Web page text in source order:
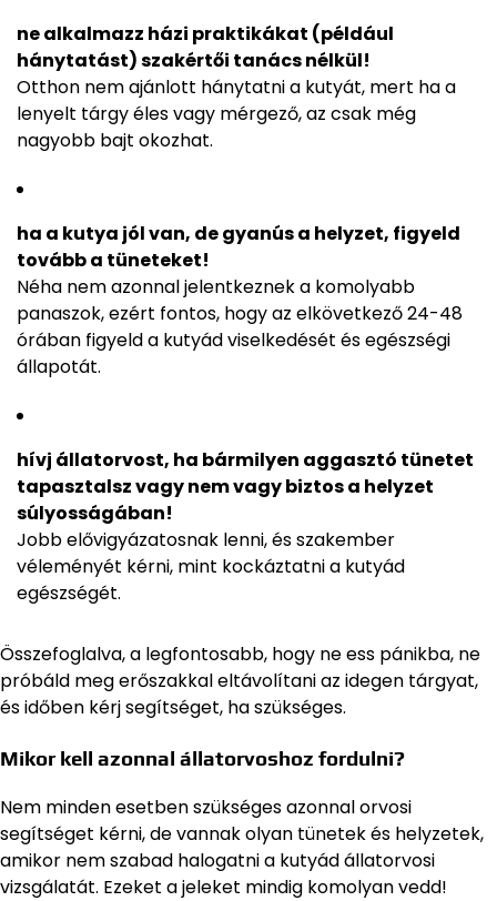
ne alkalmazz házi praktikákat (például
hánytatást) szakértői tanács nélkül!
Otthon nem ajánlott hánytatni a kutyát, mert ha a
lenyelt tárgy éles vagy mérgező, az csak még
nagyobb bajt okozhat.
ha a kutya jól van, de gyanús a helyzet, figyeld
tovább a tüneteket!
Néha nem azonnal jelentkeznek a komolyabb
panaszok, ezért fontos, hogy az elkövetkező 24-48
órában figyeld a kutyád viselkedését és egészségi
állapotát.
hívj állatorvost, ha bármilyen aggasztó tünetet
tapasztalsz vagy nem vagy biztos a helyzet
súlyosságában!
Jobb elővigyázatosnak lenni, és szakember
véleményét kérni, mint kockáztatni a kutyád
egészségét.
Összefoglalva, a legfontosabb, hogy ne ess pánikba, ne
próbáld meg erőszakkal eltávolítani az idegen tárgyat,
és időben kérj segítséget, ha szükséges.
Mikor kell azonnal állatorvoshoz fordulni?
Nem minden esetben szükséges azonnal orvosi
segítséget kérni, de vannak olyan tünetek és helyzetek,
amikor nem szabad halogatni a kutyád állatorvosi
vizsgálatát. Ezeket a jeleket mindig komolyan vedd!